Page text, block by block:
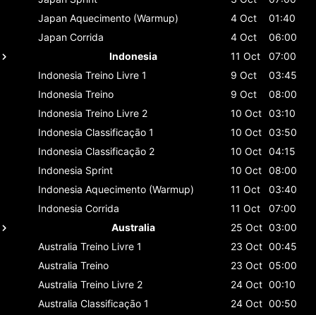
Japan Aquecimento (Warmup) 4 Oct
01:40
Japan Corrida 4 Oct
06:00
Indonesia
11 Oct
07:00
Indonesia Treino Livre 1 9 Oct
03:45
Indonesia Treino 9 Oct
08:00
Indonesia Treino Livre 2 10 Oct 03:10
Indonesia Classificaçāo 1 10 Oct 03:50
Indonesia Classificaçāo 2 10 Oct 04:15
Indonesia Sprint 10 Oct 08:00
Indonesia Aquecimento (Warmup) 11 Oct
03:40
Indonesia Corrida 11 Oct
07:00
Australia
25 Oct 03:00
Australia Treino Livre 1 23 Oct 00:45
Australia Treino 23 Oct 05:00
Australia Treino Livre 2 24 Oct 00:10
Australia Classificaçāo 1 24 Oct 00:50